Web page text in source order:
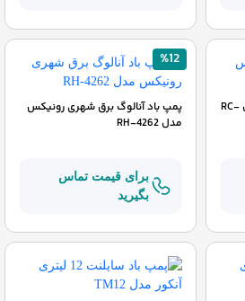
پمپ باد 80 لیتری رونیکس مدل RC-
%12
پمپ باد آنالوگ برق شهری رونیکس
مدل RH-4262
برای قیمت تماس
بگیرید